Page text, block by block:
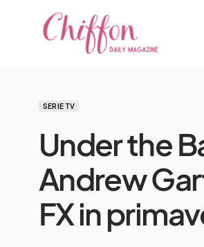
SERIE TV
Under the
Andrew
FX in